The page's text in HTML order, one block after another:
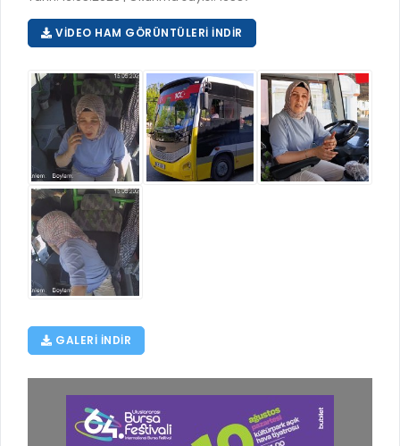
VEFAT KAYDI GİRİŞİ (İLÇE BELEDİYELER)
GÜNLÜK KAZI ÇALIŞMALARI
TARIMSAL AMAÇLI METEOROLOJİ İSTASYON VERİLERİ
VIDEO HAM GÖRÜNTÜLERI İNDIR
GALERI INDIR